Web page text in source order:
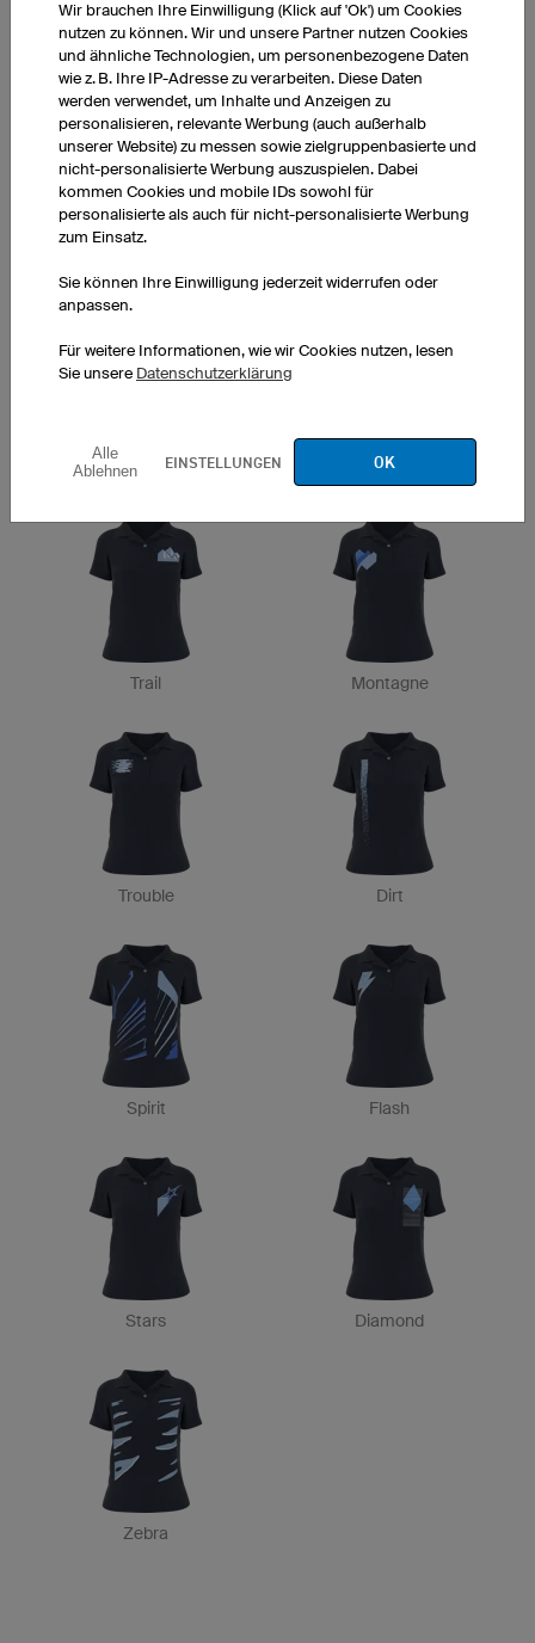
Countdown Flight
Trail Montagne
Trouble Dirt
Spirit Flash
Stars Diamond
Zebra
Wir brauchen Ihre Einwilligung (Klick auf 'Ok') um Cookies
nutzen zu können. Wir und unsere Partner nutzen Cookies
und ähnliche Technologien, um personenbezogene Daten
wie z. B. Ihre IP-Adresse zu verarbeiten. Diese Daten
werden verwendet, um Inhalte und Anzeigen zu
personalisieren, relevante Werbung (auch außerhalb
unserer Website) zu messen sowie zielgruppenbasierte und
nicht-personalisierte Werbung auszuspielen. Dabei
kommen Cookies und mobile IDs sowohl für
personalisierte als auch für nicht-personalisierte Werbung
zum Einsatz.
Sie können Ihre Einwilligung jederzeit widerrufen oder
anpassen.
Für weitere Informationen, wie wir Cookies nutzen, lesen
Sie unsere Datenschutzerklärung
Alle
Ablehnen
EINSTELLUNGEN OK